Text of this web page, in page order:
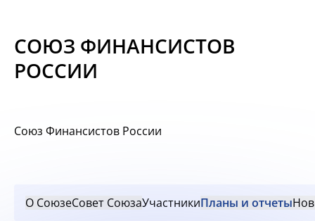
Материалы
СОЮЗ ФИНАНСИСТОВ
РОССИИ
Союз Финансистов России
О СоюзеСовет СоюзаУчастникиПланы и отчеты